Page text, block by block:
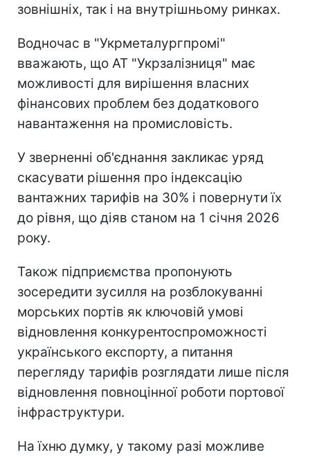
зовнішніх, так і на внутрішньому ринках.
Водночас в "Укрметалургпромі"
вважають, що АТ "Укрзалізниця" має
можливості для вирішення власних
фінансових проблем без додаткового
навантаження на промисловість.
У зверненні об'єднання закликає уряд
скасувати рішення про індексацію
вантажних тарифів на 30% і повернути їх
до рівня, що діяв станом на 1 січня 2026
року.
Також підприємства пропонують
зосередити зусилля на розблокуванні
морських портів як ключовій умові
відновлення конкурентоспроможності
українського експорту, а питання
перегляду тарифів розглядати лише після
відновлення повноцінної роботи портової
інфраструктури.
На їхню думку, у такому разі можливе